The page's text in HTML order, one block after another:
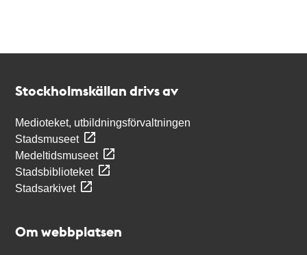
Stockholmskällan drivs av
Medioteket, utbildningsförvaltningen
Stadsmuseet
Medeltidsmuseet
Stadsbiblioteket
Stadsarkivet
Om webbplatsen